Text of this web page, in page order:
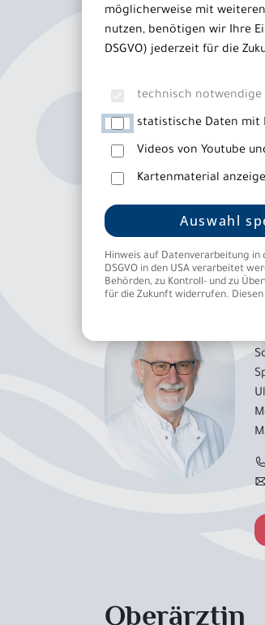
Unser Team im
verbinden höchste
Behandlungsansätze ein,
Chefarzt ist Prof. Dr.
wissenschaftlicher
Chefarzt
Oberärztin
möglicherweise mit
nutzen, benötigen wir Ihre
DSGVO) jederzeit für die
technisch notwendige
statistische Daten mit
Videos von Youtube
Kartenmaterial
Auswahl
Hinweis auf Datenverarbeitung in
DSGVO in den USA verarbeitet
Behörden, zu Kontroll- und zu
für die Zukunft widerrufen. Diesen